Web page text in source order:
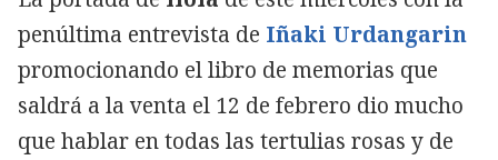
penúltima entrevista de Iñaki Urdangarin
promocionando el libro de memorias que
saldrá a la venta el 12 de febrero dio mucho
que hablar en todas las tertulias rosas y de